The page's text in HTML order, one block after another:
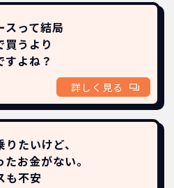
スって結局
買うより
すよね？
詳しく見る
たいけど、
たお金がない。
も不安